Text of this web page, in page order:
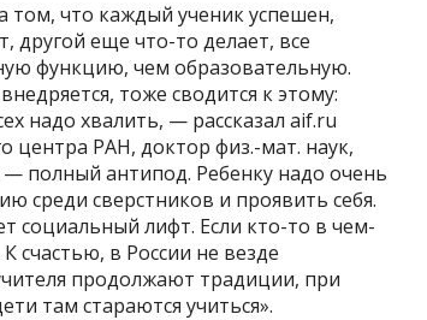
том, что каждый ученик успешен,
другой еще что-то делает, все
функцию, чем образовательную.
тоже сводится к этому:
надо хвалить, — рассказал aif.ru
центра РАН, доктор физ.-мат. наук,
полный антипод. Ребенку надо очень
среди сверстников и проявить себя.
социальный лифт. Если кто-то в чем-
счастью, в России не везде
продолжают традиции, при
там стараются учиться».